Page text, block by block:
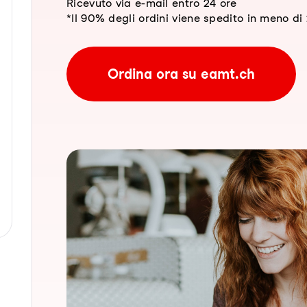
Ricevuto via e-mail entro 24 ore
*Il 90% degli ordini viene spedito in meno
Ordina ora su eamt.ch